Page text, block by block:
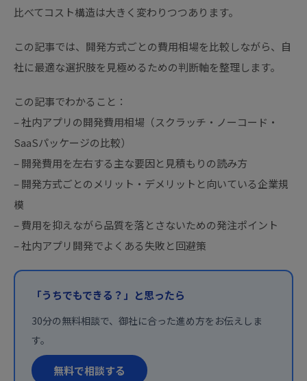
比べてコスト構造は大きく変わりつつあります。
この記事では、開発方式ごとの費用相場を比較しながら、自
社に最適な選択肢を見極めるための判断軸を整理します。
この記事でわかること：
– 社内アプリの開発費用相場（スクラッチ・ノーコード・
SaaSパッケージの比較）
– 開発費用を左右する主な要因と見積もりの読み方
– 開発方式ごとのメリット・デメリットと向いている企業規
模
– 費用を抑えながら品質を落とさないための発注ポイント
– 社内アプリ開発でよくある失敗と回避策
「うちでもできる？」と思ったら
30分の無料相談で、御社に合った進め方をお伝えしま
す。
無料で相談する